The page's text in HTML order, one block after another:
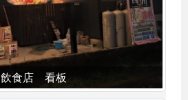
飲食店 看板